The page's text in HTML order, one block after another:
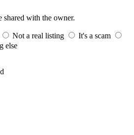
shared with the owner.
Not a real listing
It's a scam
else